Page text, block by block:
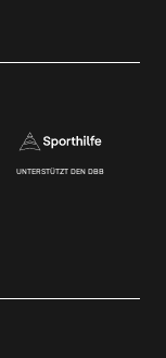
UNTERSTÜTZT DEN DBB